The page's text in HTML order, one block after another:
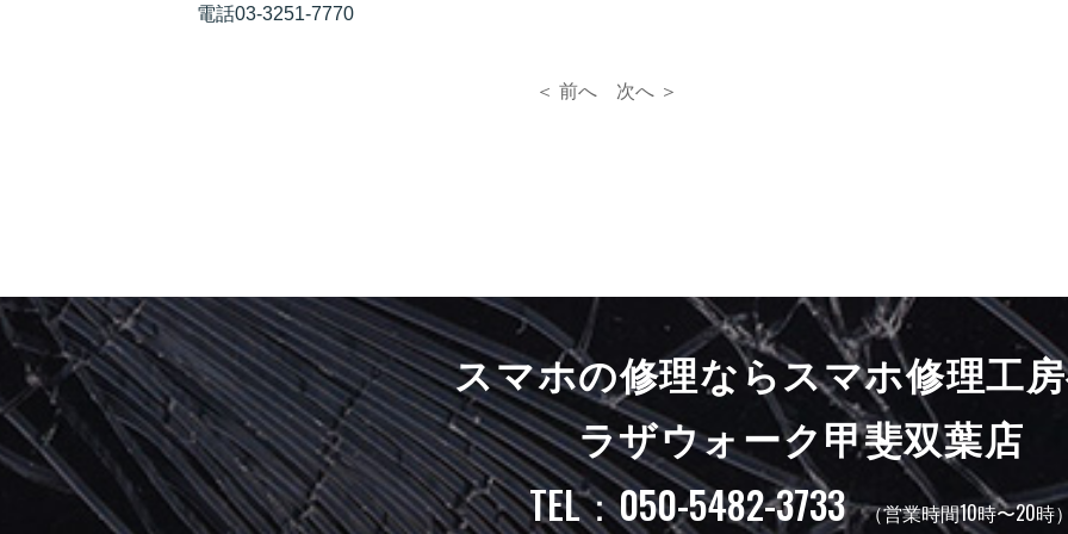
電話03-3251-7770
＜ 前へ 次へ ＞
スマホの修理ならスマホ修理工
ラザウォーク甲斐双葉店
TEL：050-5482-3733 （営業時間10時〜20時